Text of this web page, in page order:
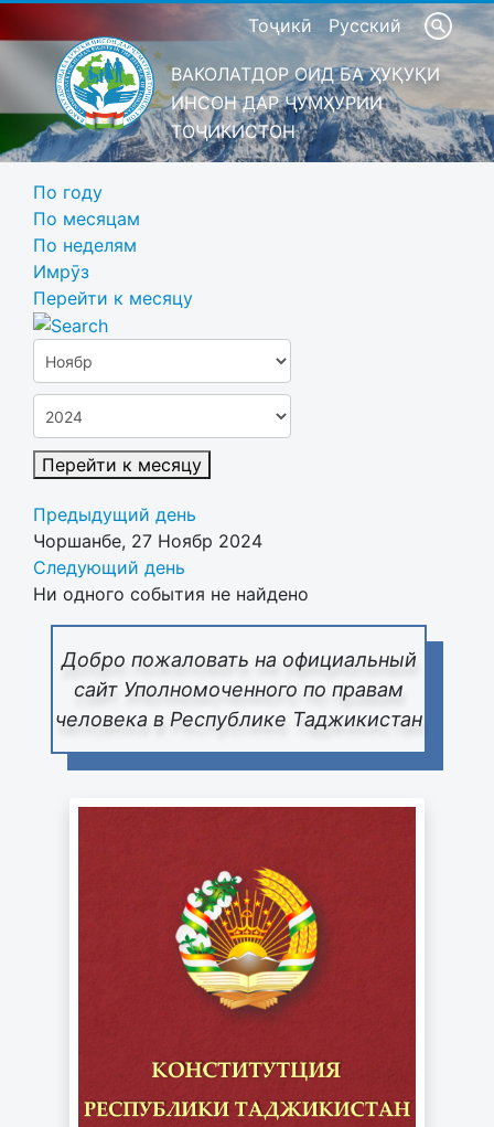
Тоҷикӣ Русский
ВАКОЛАТДОР ОИД БА ҲУҚУҚИ
ИНСОН ДАР ҶУМҲУРИИ
ТОҶИКИСТОН
Добро пожаловать на официальный
сайт Уполномоченного по правам
человека в Республике Таджикистан
По году
По месяцам
По неделям
Имрӯз
Перейти к месяцу
Перейти к месяцу
Предыдущий день
Чоршанбе, 27 Ноябр 2024
Следующий день
Ни одного события не найдено